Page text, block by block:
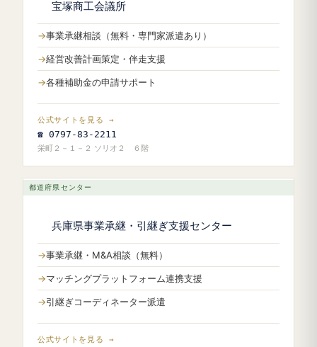
宝塚商工会議所
事業承継相談（無料・専門家派遣あり）
経営改善計画策定・伴走支援
各種補助金の申請サポート
公式サイトを見る →
☎ 0797-83-2211
栄町２－１－２ ソリオ２ ６階
都道府県センター
兵庫県事業承継・引継ぎ支援センター
事業承継・M&A相談（無料）
マッチングプラットフォーム連携支援
引継ぎコーディネーター派遣
公式サイトを見る →